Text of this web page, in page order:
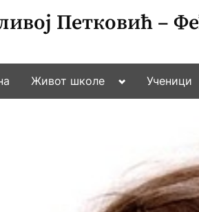
Петковић –
Живот школе
Toggle
menu
Ученици